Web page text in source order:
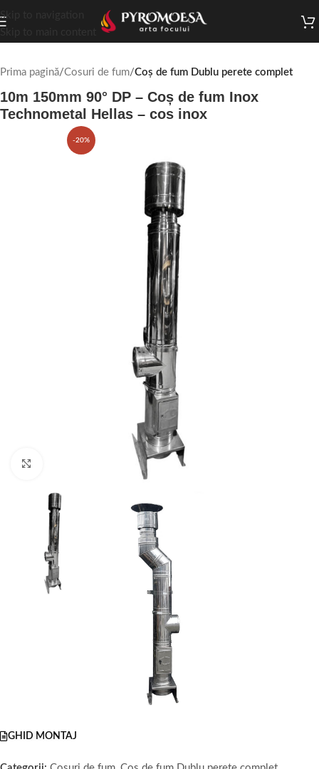
Skip to navigation
Prima pagină Cosuri de fum Coș de fum Dublu perete complet
10m 150mm 90° DP – Coș de fum Inox
Technometal Hellas – cos inox
-20%
Faceți click pentru a mări
GHID MONTAJ